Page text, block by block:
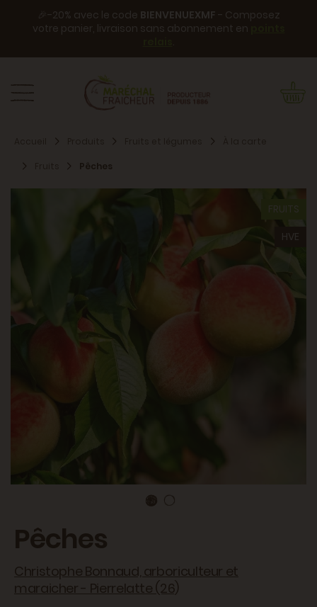
🎉-20% avec le code BIENVENUEXMF - Composez
votre panier, livraison sans abonnement en
.
Pêches
FRUITS
HVE
Pêches
Christophe Bonnaud, arboriculteur et
maraicher - Pierrelatte (26)